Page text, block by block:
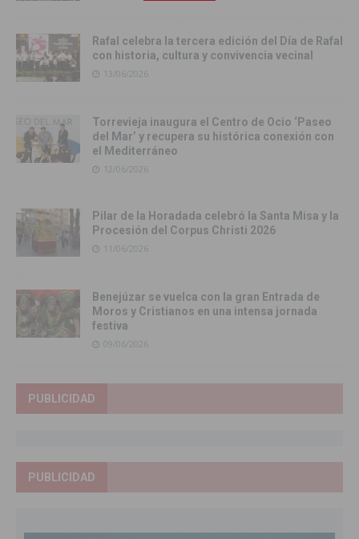
Rafal celebra la tercera edición del Día de Rafal
con historia, cultura y convivencia vecinal
13/06/2026
Torrevieja inaugura el Centro de Ocio ‘Paseo
del Mar’ y recupera su histórica conexión con
el Mediterráneo
12/06/2026
Pilar de la Horadada celebró la Santa Misa y la
Procesión del Corpus Christi 2026
11/06/2026
Benejúzar se vuelca con la gran Entrada de
Moros y Cristianos en una intensa jornada
festiva
09/06/2026
PUBLICIDAD
PUBLICIDAD